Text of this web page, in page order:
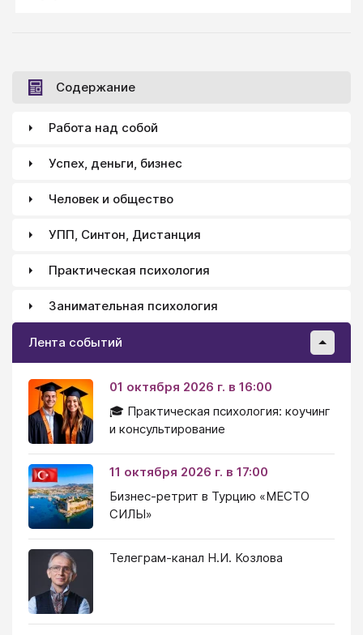
Содержание
Работа над собой
Успех, деньги, бизнес
Человек и общество
УПП, Синтон, Дистанция
Практическая психология
Занимательная психология
Лента событий
01 октября 2026 г. в 16:00
🎓 Практическая психология: коучинг
и консультирование
11 октября 2026 г. в 17:00
Бизнес-ретрит в Турцию «МЕСТО
СИЛЫ»
Телеграм-канал Н.И. Козлова